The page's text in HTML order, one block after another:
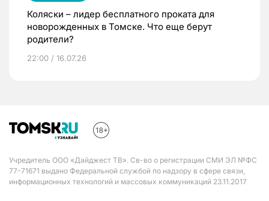
Коляски – лидер бесплатного проката для
новорожденных в Томске. Что еще берут
родители?
22:00 / 16.07.26
Учредитель ООО «Дайджест ТВ». Св-во о регистрации СМИ ЭЛ №ФС
77-71671 выдано Федеральной службой по надзору в сфере связи,
информационных технологий и массовых коммуникаций 23.11.2017